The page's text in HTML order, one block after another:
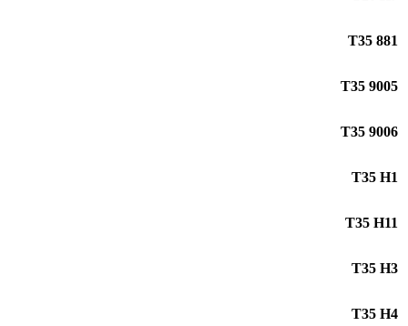
T35 881
T35 9005
T35 9006
T35 H1
T35 H11
T35 H3
T35 H4